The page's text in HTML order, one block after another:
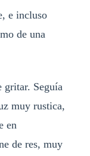
e incluso
de una
gritar. Seguía
muy rustica,
en
de res, muy